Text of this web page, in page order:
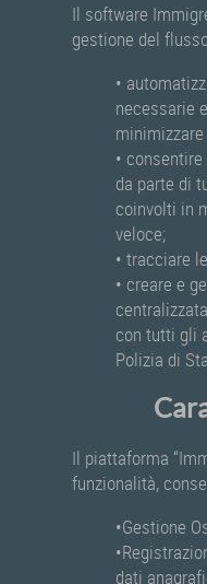
Il software
gestione del
•
necessarie
•
da parte di
coinvolti in
veloce;
• tracciare
• creare e
con tutti gli
Polizia di
Il piattaforma
funzionalità,
•Gestione
dati